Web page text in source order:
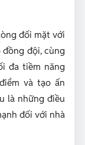
đối mặt với
đội, cùng
đa tiềm năng
và tạo ấn
là những điều
đối với nhà